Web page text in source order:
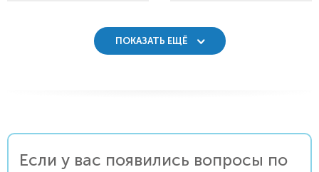
ПОКАЗАТЬ ЕЩЁ
Если у вас появились вопросы по